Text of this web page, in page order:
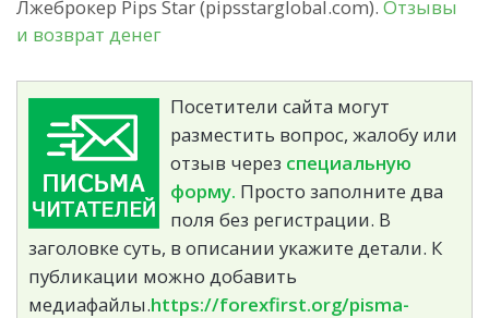
Лжеброкер Pips Star (pipsstarglobal.com). Отзывы
и возврат денег
Посетители сайта могут
разместить вопрос, жалобу или
отзыв через специальную
форму. Просто заполните два
поля без регистрации. В
заголовке суть, в описании укажите детали. К
публикации можно добавить
медиафайлы.https://forexfirst.org/pisma-